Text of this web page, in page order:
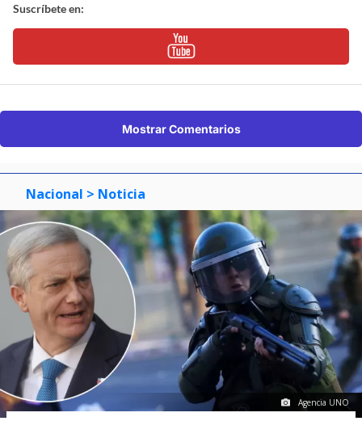
Suscríbete en:
Mostrar Comentarios
Nacional > Noticia
Agencia UNO